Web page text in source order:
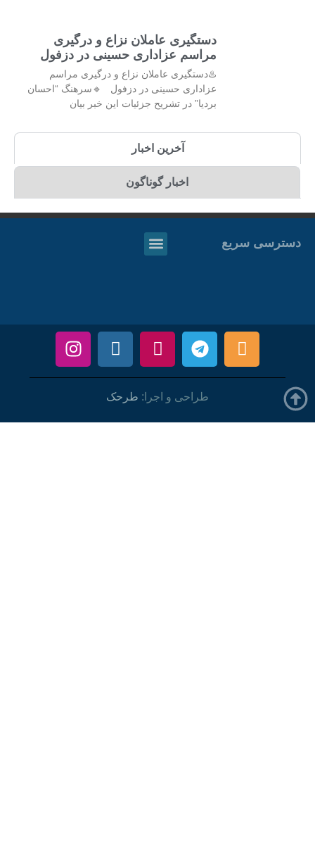
دستگیری عاملان نزاع و درگیری
مراسم عزاداری حسینی در دزفول
♨️دستگیری عاملان نزاع و درگیری مراسم
عزاداری حسینی در دزفول 🔹سرهنگ “احسان
بردیا” در تشریح جزئیات این خبر بیان
آخرین اخبار
اخبار گوناگون
دسترسی سریع
طراحی و اجرا: طرحک